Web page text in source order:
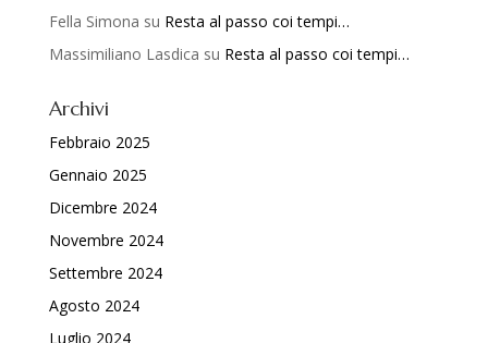
Fella Simona su Resta al passo coi tempi…
Massimiliano Lasdica su Resta al passo coi tempi…
Archivi
Febbraio 2025
Gennaio 2025
Dicembre 2024
Novembre 2024
Settembre 2024
Agosto 2024
Luglio 2024